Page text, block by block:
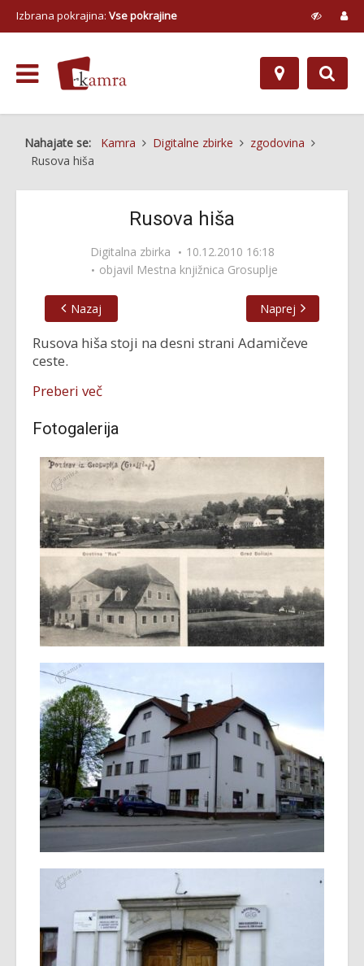
Izbrana pokrajina: Vse pokrajine
Nahajate se: Kamra Digitalne zbirke
zgodovina
Rusova hiša
Rusova hiša
Digitalna zbirka
10.12.2010 16:18
objavil Mestna knjižnica Grosuplje
Nazaj Naprej
Rusova hiša stoji na desni strani Adamičeve
ceste.
Preberi več
Fotogalerija